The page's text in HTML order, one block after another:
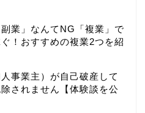
業」なんてNG「複業」で
！おすすめの複業2つを紹
事業主）が自己破産して
されません【体験談を公